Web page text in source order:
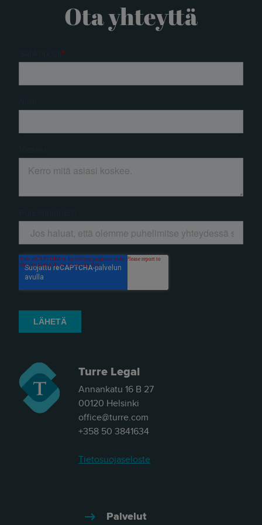
Turre Legal
Annankatu 16 B 27
00120 Helsinki
office@turre.com
+358 50 3841634
Tietosuojaseloste
Palvelut
Ota yhteyttä